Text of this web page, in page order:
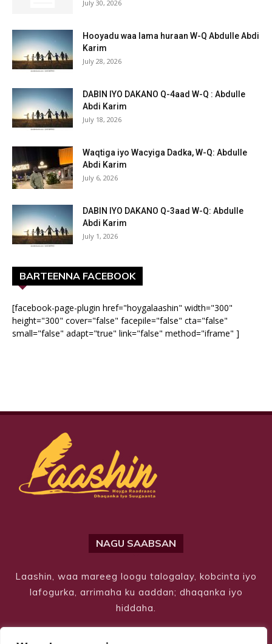
July 30, 2026
Hooyadu waa lama huraan W-Q Abdulle Abdi
Karim
July 28, 2026
DABIN IYO DAKANO Q-4aad W-Q : Abdulle
Abdi Karim
July 18, 2026
Waqtiga iyo Wacyiga Dadka, W-Q: Abdulle
Abdi Karim
July 6, 2026
DABIN IYO DAKANO Q-3aad W-Q: Abdulle
Abdi Karim
July 1, 2026
BARTEENNA FACEBOOK
[facebook-page-plugin href="hoygalaashin" width="300"
height="300" cover="false" facepile="false" cta="false"
small="false" adapt="true" link="false" method="iframe" ]
NAGU SAABSAN
Laashin, waa mareeg loogu talogalay, kobcinta iyo
lafogurka, arrimaha ku aaddan; dhaqanka iyo
hiddaha.